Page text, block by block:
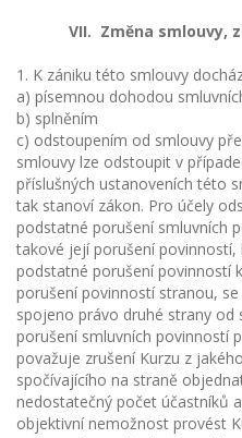
VII. Změna smlouvy,
1. K zániku této smlouvy
a) písemnou dohodou
b) splněním
c) odstoupením od smlouvy
smlouvy lze odstoupit v
příslušných ustanoveních této
tak stanoví zákon. Pro účely
podstatné porušení smluvních
takové její porušení
podstatné porušení povinností
porušení povinností stranou,
spojeno právo druhé strany
porušení smluvních povinností
považuje zrušení Kurzu z
spočívajícího na straně
nedostatečný počet účastníků
objektivní nemožnost provést